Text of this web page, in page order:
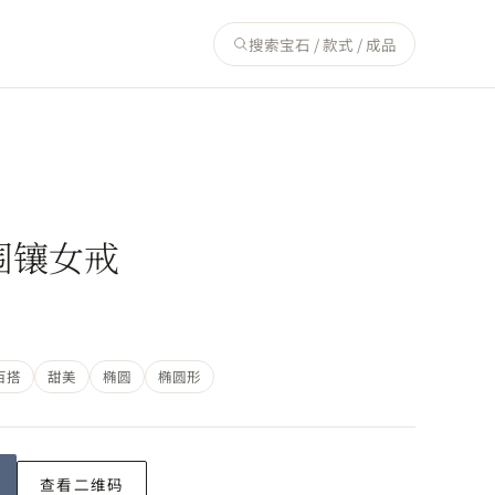
搜索宝石 / 款式 / 成品
镶女戒
搭 甜美 椭圆 椭圆形
查看二维码